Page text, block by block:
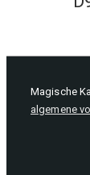
Magische
algemene